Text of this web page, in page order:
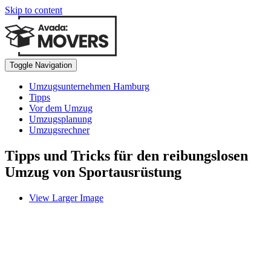
Skip to content
Toggle Navigation
Umzugsunternehmen Hamburg
Tipps
Vor dem Umzug
Umzugsplanung
Umzugsrechner
Tipps und Tricks für den reibungslosen
Umzug von Sportausrüstung
View Larger Image